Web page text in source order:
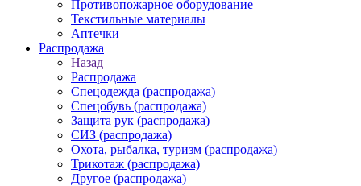
Противопожарное оборудование
Текстильные материалы
Аптечки
Распродажа
Назад
Распродажа
Спецодежда (распродажа)
Спецобувь (распродажа)
Защита рук (распродажа)
СИЗ (распродажа)
Охота, рыбалка, туризм (распродажа)
Трикотаж (распродажа)
Другое (распродажа)